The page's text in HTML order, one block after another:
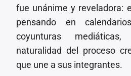
fue unánime y reveladora:
pensando en
coyunturas
naturalidad del proceso
que une a sus integrantes.